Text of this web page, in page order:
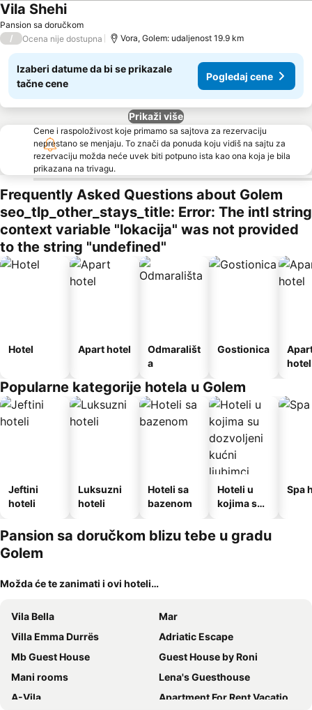
Pansion sa doručkom
Vila Shehi
/ Ocena nije dostupna Vora, Golem: udaljenost 19.9 km
Izaberi datume da bi se prikazale
tačne cene
Pogledaj cene
Prikaži više
Cene i raspoloživost koje primamo sa sajtova za rezervaciju
neprestano se menjaju. To znači da ponuda koju vidiš na sajtu za
rezervaciju možda neće uvek biti potpuno ista kao ona koja je bila
prikazana na trivagu.
Frequently Asked Questions about Golem
seo_tlp_other_stays_title: Error: The intl string
context variable "lokacija" was not provided
to the string "undefined"
Hotel Apart hotel
Odmarališt
a
Gostionica
hotel
Popularne kategorije hotela u Golem
Jeftini
hoteli
Luksuzni
hoteli
Hoteli sa
bazenom
Hoteli u
kojima su
kućni
ljubimci
Spa
Pansion sa doručkom blizu tebe u gradu
Golem
Možda će te zanimati i ovi hoteli…
Vila Bella
Mar
Villa Emma Durrës
Adriatic Escape
Mb Guest House
Guest House by Roni
Mani rooms
Lena's Guesthouse
A-Vila
Apartment For Rent Vacation Krasniqi